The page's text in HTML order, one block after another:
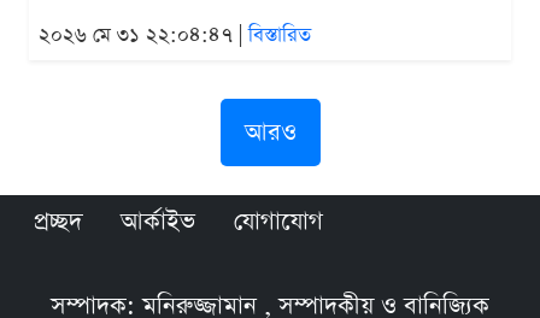
২০২৬ মে ৩১ ২২:০৪:৪৭ |বিস্তারিত
আরও
প্রচ্ছদ আর্কাইভ যোগাযোগ
সম্পাদক: মনিরুজ্জামান , সম্পাদকীয় ও বানিজ্যিক